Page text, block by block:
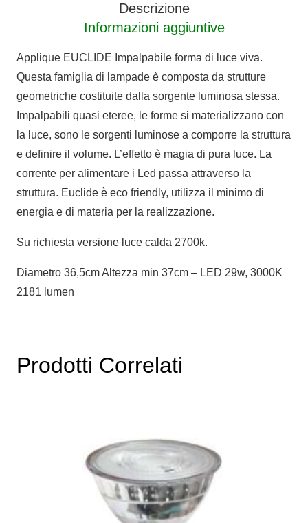
Descrizione
Informazioni aggiuntive
Applique EUCLIDE Impalpabile forma di luce viva.
Questa famiglia di lampade è composta da strutture
geometriche costituite dalla sorgente luminosa stessa.
Impalpabili quasi eteree, le forme si materializzano con
la luce, sono le sorgenti luminose a comporre la struttura
e definire il volume. L’effetto è magia di pura luce. La
corrente per alimentare i Led passa attraverso la
struttura. Euclide è eco friendly, utilizza il minimo di
energia e di materia per la realizzazione.
Su richiesta versione luce calda 2700k.
Diametro 36,5cm Altezza min 37cm – LED 29w, 3000K
2181 lumen
Prodotti Correlati